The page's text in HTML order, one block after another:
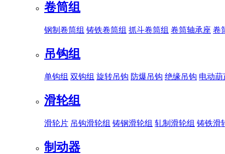
卷筒组
钢制卷筒组 铸铁卷筒组 抓斗卷筒组 卷筒轴承座 卷
吊钩组
单钩组 双钩组 旋转吊钩 防爆吊钩 绝缘吊钩 电动
滑轮组
滑轮片 吊钩滑轮组 铸钢滑轮组 轧制滑轮组 铸铁滑
制动器